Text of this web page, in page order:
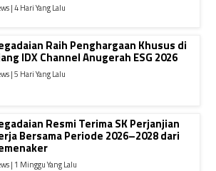
| 4 Hari Yang Lalu
Raih Penghargaan Khusus di
IDX Channel Anugerah ESG 2026
| 5 Hari Yang Lalu
Resmi Terima SK Perjanjian
Bersama Periode 2026–2028 dari
| 1 Minggu Yang Lalu